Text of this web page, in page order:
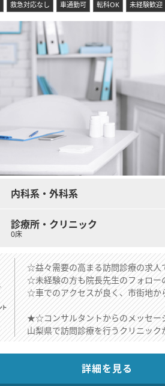
救急対応なし 車通勤可 転科OK 未経験歓迎
内科系・外科系
診療所・クリニック
0床
☆益々需要の高まる訪問診療の求人
☆未経験の方も院長先生のフォロー
☆車でのアクセスが良く、市街地か
★☆コンサルタントからのメッセ
山梨県で訪問診療を行うクリニック
院長がかなり頑張って働かれてお
インターから10分以内と車でのア
詳細を見る